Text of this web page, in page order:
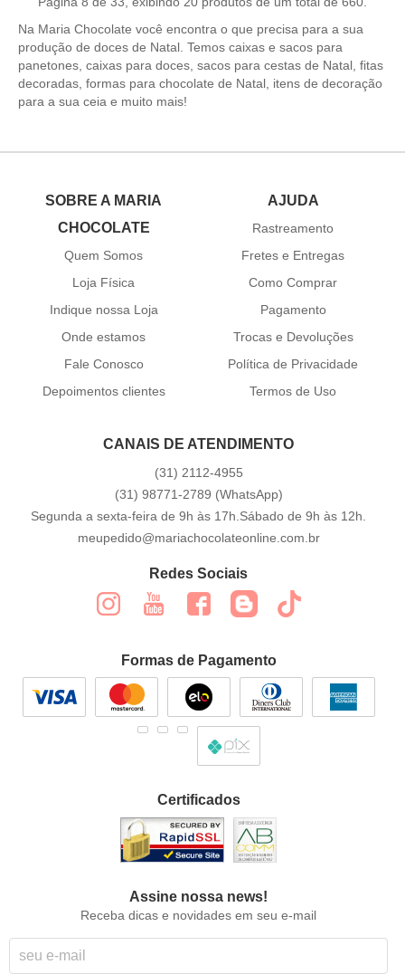
Na Maria Chocolate você encontra o que precisa para a sua
produção de doces de Natal. Temos caixas e sacos para
panetones, caixas para doces, sacos para cestas de Natal, fitas
decoradas, formas para chocolate de Natal, itens de decoração
para a sua ceia e muito mais!
SOBRE A MARIA
CHOCOLATE
Quem Somos
Loja Física
Indique nossa Loja
Onde estamos
Fale Conosco
Depoimentos clientes
AJUDA
Rastreamento
Fretes e Entregas
Como Comprar
Pagamento
Trocas e Devoluções
Política de Privacidade
Termos de Uso
CANAIS DE ATENDIMENTO
(31) 2112-4955
(31) 98771-2789 (WhatsApp)
Segunda a sexta-feira de 9h às 17h.Sábado de 9h às 12h.
meupedido@mariachocolateonline.com.br
Redes Sociais
Formas de Pagamento
Certificados
Assine nossa news!
Receba dicas e novidades em seu e-mail